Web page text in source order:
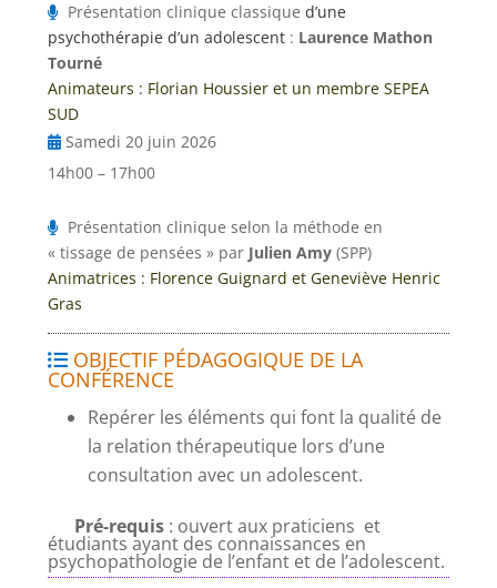
Présentation clinique classique d’une
psychothérapie d’un adolescent : Laurence Mathon
Tourné
Animateurs : Florian Houssier et un membre SEPEA
SUD
Samedi 20 juin 2026
14h00 – 17h00
Présentation clinique selon la méthode en
« tissage de pensées » par Julien Amy(SPP)
Animatrices : Florence Guignard et Geneviève Henric
Gras
OBJECTIF PÉDAGOGIQUE DE LA
CONFÉRENCE
Repérer les éléments qui font la qualité de
la relation thérapeutique lors d’une
consultation avec un adolescent.
Pré-requis: ouvert aux praticiens et
étudiants ayant des connaissances en
psychopathologie de l’enfant et de l’adolescent.